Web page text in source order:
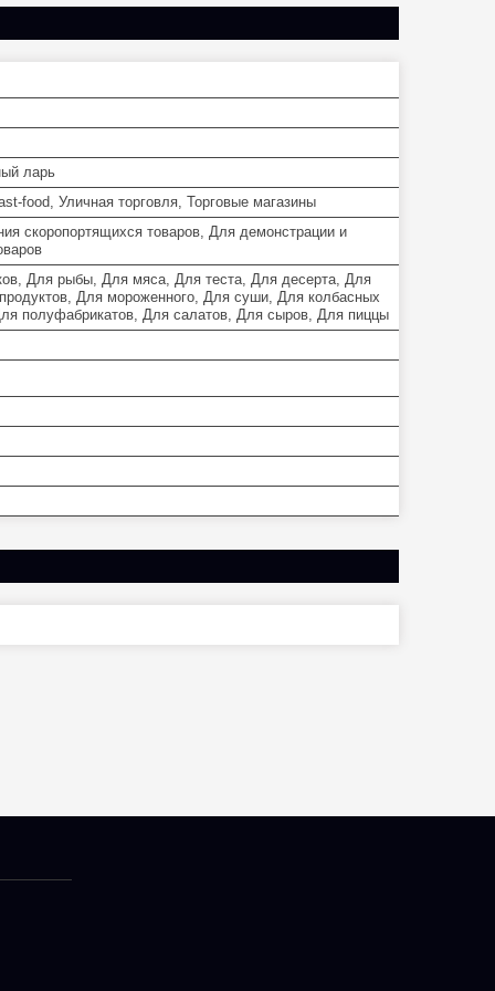
ларь
food, Уличная торговля, Торговые магазины
скоропортящихся товаров, Для демонстрации и
Для рыбы, Для мяса, Для теста, Для десерта, Для
Для мороженного, Для суши, Для колбасных
полуфабрикатов, Для салатов, Для сыров, Для пиццы